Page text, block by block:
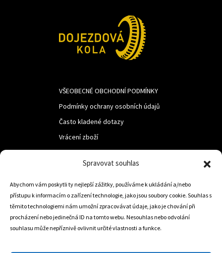
Spravovat souhlas
Abychom vám poskytli ty nejlepší zážitky, používáme k ukládání a/nebo
přístupu k informacím o zařízení technologie, jako jsou soubory cookie. Souhlas s
těmito technologiemi nám umožní zpracovávat údaje, jako je chování při
procházení nebo jedinečná ID na tomto webu. Nesouhlas nebo odvolání
souhlasu může nepříznivě ovlivnit určité vlastnosti a funkce.
VŠEOBECNÉ OBCHODNÍ PODMÍNKY
Podmínky ochrany osobních údajů
Často kladené dotazy
Vrácení zboží
LUF s.r.o.
Nám. M.R.Štefanika 518,
Trstená 02801